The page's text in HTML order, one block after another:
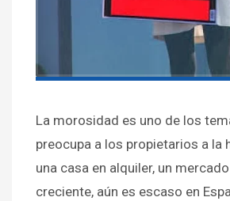
La morosidad es uno de los
preocupa a los propietarios a la
una casa en alquiler, un
creciente, aún es escaso en